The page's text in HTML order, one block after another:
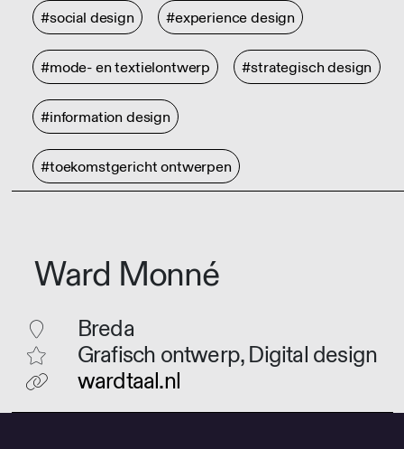
#social design #experience design
#mode- en textielontwerp #strategisch design
#information design
#toekomstgericht ontwerpen
Ward Monné
Breda
Grafisch ontwerp, Digital design
wardtaal.nl